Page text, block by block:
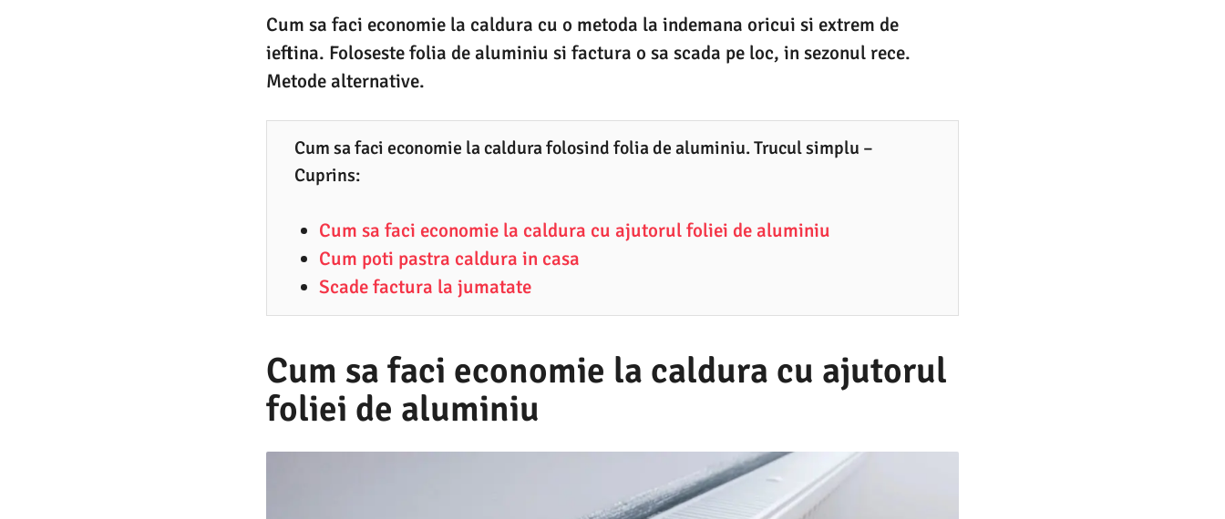
0
.
2
0
2
Cum sa faci economie la caldura cu o metoda la indemana oricui si extrem de
ieftina. Foloseste folia de aluminiu si factura o sa scada pe loc, in sezonul rece.
Metode alternative.
Cum sa faci economie la caldura folosind folia de aluminiu. Trucul simplu –
Cuprins:
Cum sa faci economie la caldura cu ajutorul foliei de aluminiu
Cum poti pastra caldura in casa
Scade factura la jumatate
Cum sa faci economie la caldura cu ajutorul
foliei de aluminiu